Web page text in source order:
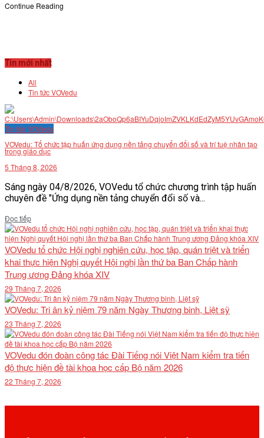
Continue Reading
Tin mới nhất
All
Tin tức VOVedu
Tin tức VOVedu
VOVedu: Tổ chức tập huấn ứng dụng nền tảng chuyển đổi số và trí tuệ nhân tạo
trong giáo dục
5 Tháng 8, 2026
Sáng ngày 04/8/2026, VOVedu tổ chức chương trình tập huấn
chuyên đề "Ứng dụng nền tảng chuyển đổi số và...
Đọc tiếpDetails
VOVedu tổ chức Hội nghị nghiên cứu, học tập, quán triệt và triển
khai thực hiện Nghị quyết Hội nghị lần thứ ba Ban Chấp hành
Trung ương Đảng khóa XIV
29 Tháng 7, 2026
VOVedu: Tri ân kỷ niệm 79 năm Ngày Thương binh, Liệt sỹ
23 Tháng 7, 2026
VOVedu đón đoàn công tác Đài Tiếng nói Việt Nam kiểm tra tiến
độ thực hiện đề tài khoa học cấp Bộ năm 2026
22 Tháng 7, 2026